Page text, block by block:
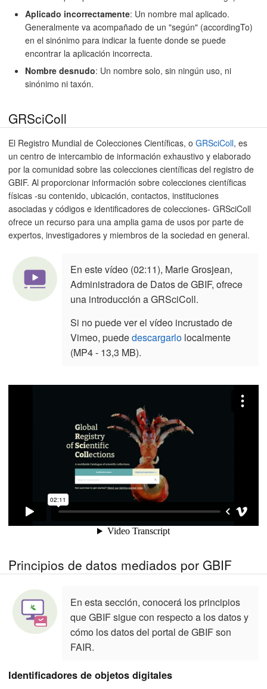
Aplicado incorrectamente: Un nombre mal aplicado.
Generalmente va acompañado de un "según" (accordingTo)
en el sinónimo para indicar la fuente donde se puede
encontrar la aplicación incorrecta.
Nombre desnudo: Un nombre solo, sin ningún uso, ni
sinónimo ni taxón.
GRSciColl
El Registro Mundial de Colecciones Científicas, o GRSciColl, es
un centro de intercambio de información exhaustivo y elaborado
por la comunidad sobre las colecciones científicas del registro de
GBIF. Al proporcionar información sobre colecciones científicas
físicas -su contenido, ubicación, contactos, instituciones
asociadas y códigos e identificadores de colecciones- GRSciColl
ofrece un recurso para una amplia gama de usos por parte de
expertos, investigadores y miembros de la sociedad en general.
En este vídeo (02:11), Marie Grosjean,
Administradora de Datos de GBIF, ofrece
una introducción a GRSciColl.
Si no puede ver el vídeo incrustado de
Vimeo, puededescargarlo localmente
(MP4 - 13,3 MB).
Principios de datos mediados por GBIF
En esta sección, conocerá los principios
que GBIF sigue con respecto a los datos y
cómo los datos del portal de GBIF son
FAIR.
Identificadores de objetos digitales